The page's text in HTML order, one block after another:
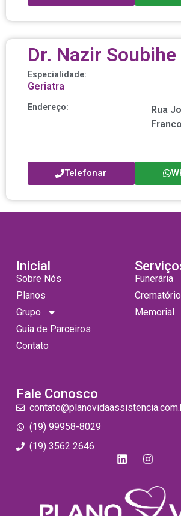
Dr. Nazir Soubihe
Especialidade:
Geriatra
Endereço:
Rua
Telefonar
Inicial
Sobre Nós
Planos
Grupo
Guia de Parceiros
Contato
Funerária
Crematório
Memorial
Fale Conosco
(19) 99958-8029
(19) 3562 2646